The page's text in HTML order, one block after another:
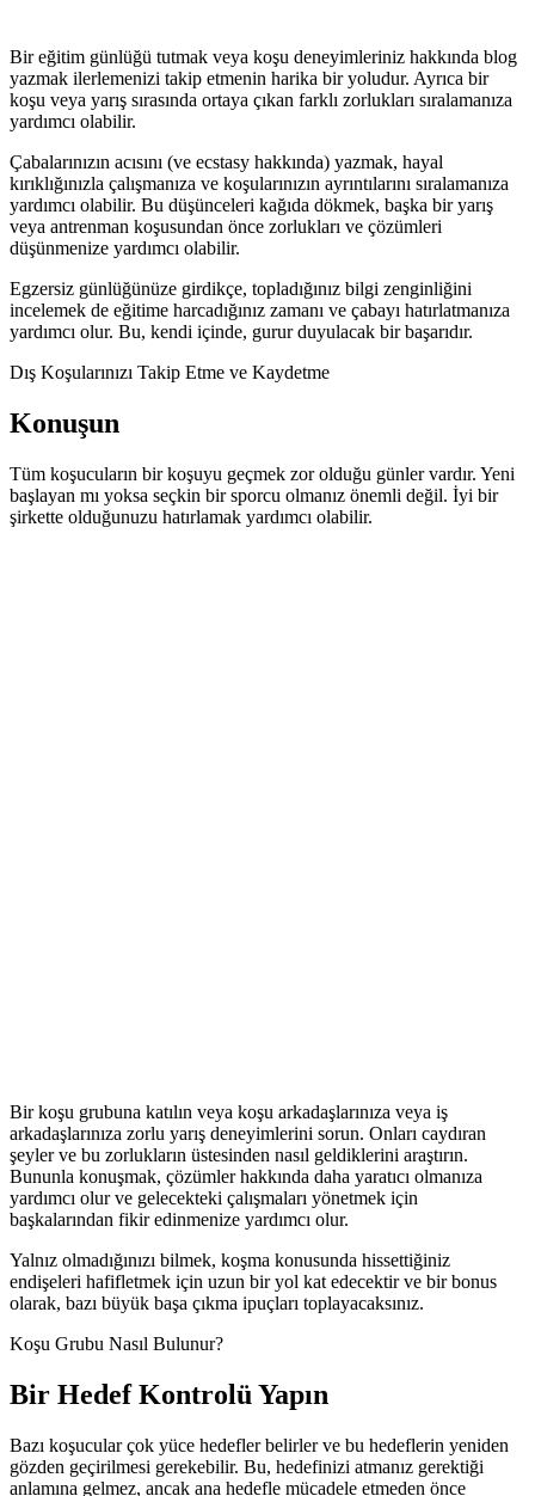
Bir eğitim günlüğü tutmak veya koşu deneyimleriniz hakkında blog
yazmak ilerlemenizi takip etmenin harika bir yoludur. Ayrıca bir
koşu veya yarış sırasında ortaya çıkan farklı zorlukları sıralamanıza
yardımcı olabilir.
Çabalarınızın acısını (ve ecstasy hakkında) yazmak, hayal
kırıklığınızla çalışmanıza ve koşularınızın ayrıntılarını sıralamanıza
yardımcı olabilir. Bu düşünceleri kağıda dökmek, başka bir yarış
veya antrenman koşusundan önce zorlukları ve çözümleri
düşünmenize yardımcı olabilir.
Egzersiz günlüğünüze girdikçe, topladığınız bilgi zenginliğini
incelemek de eğitime harcadığınız zamanı ve çabayı hatırlatmanıza
yardımcı olur. Bu, kendi içinde, gurur duyulacak bir başarıdır.
Dış Koşularınızı Takip Etme ve Kaydetme
Konuşun
Tüm koşucuların bir koşuyu geçmek zor olduğu günler vardır. Yeni
başlayan mı yoksa seçkin bir sporcu olmanız önemli değil. İyi bir
şirkette olduğunuzu hatırlamak yardımcı olabilir.
Bir koşu grubuna katılın veya koşu arkadaşlarınıza veya iş
arkadaşlarınıza zorlu yarış deneyimlerini sorun. Onları caydıran
şeyler ve bu zorlukların üstesinden nasıl geldiklerini araştırın.
Bununla konuşmak, çözümler hakkında daha yaratıcı olmanıza
yardımcı olur ve gelecekteki çalışmaları yönetmek için
başkalarından fikir edinmenize yardımcı olur.
Yalnız olmadığınızı bilmek, koşma konusunda hissettiğiniz
endişeleri hafifletmek için uzun bir yol kat edecektir ve bir bonus
olarak, bazı büyük başa çıkma ipuçları toplayacaksınız.
Koşu Grubu Nasıl Bulunur?
Bir Hedef Kontrolü Yapın
Bazı koşucular çok yüce hedefler belirler ve bu hedeflerin yeniden
gözden geçirilmesi gerekebilir. Bu, hedefinizi atmanız gerektiği
anlamına gelmez, ancak ana hedefle mücadele etmeden önce